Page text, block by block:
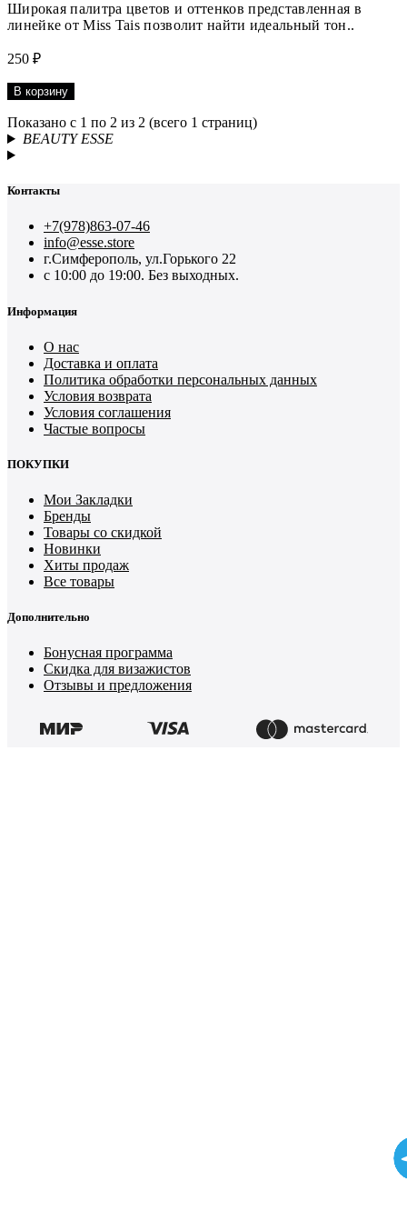
Широкая палитра цветов и оттенков представленная в
линейке от Miss Tais позволит найти идеальный тон..
250 ₽
В корзину
Показано с 1 по 2 из 2 (всего 1 страниц)
BEAUTY ESSE
Контакты
+7(978)863-07-46
info@esse.store
г.Симферополь, ул.Горького 22
с 10:00 до 19:00. Без выходных.
Информация
О нас
Доставка и оплата
Политика обработки персональных данных
Условия возврата
Условия соглашения
Частые вопросы
ПОКУПКИ
Мои Закладки
Бренды
Товары со скидкой
Новинки
Хиты продаж
Все товары
Дополнительно
Бонусная программа
Скидка для визажистов
Отзывы и предложения